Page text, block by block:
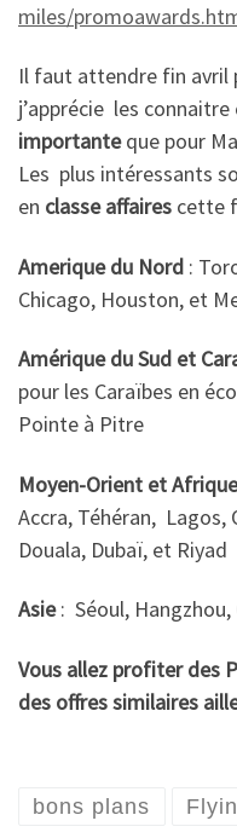
miles/
Il faut attendre fin avril
j’apprécie les
importanteque pour
Les plus intéressants
en classe affaires cette
Amerique du Nord :
Chicago, Houston, et
Amérique du Sud et
pour les Caraïbes en
Pointe à Pitre
Moyen-Orient et Afrique
Accra, Téhéran,
Douala, Dubaï, et Riyad
Asie: Séoul, Hangzhou,
Vous allez profiter des
des offres similaires
bons plans